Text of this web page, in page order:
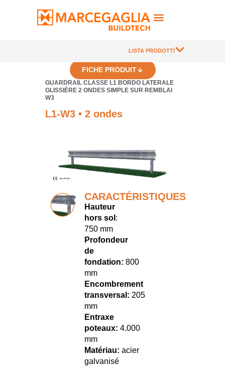
LISTA PRODOTTI
GUARDRAIL CLASSE L1 BORDO LATERALE
GLISSIÈRE 2 ONDES SIMPLE SUR REMBLAI
W3
FICHE PRODUIT
L1-W3 • 2 ondes
CARACTÉRISTIQUES
Hauteur
hors sol :
750 mm
Profondeur
de
fondation: 800
mm
Encombrement
transversal: 205
mm
Entraxe
poteaux: 4.000
mm
Matériau: acier
galvanisé